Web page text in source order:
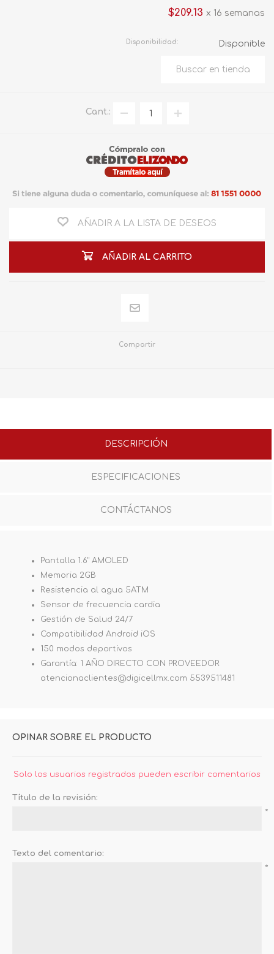
$209.13 x 16 semanas
Disponibilidad: Disponible
Cant.:
AÑADIR A LA LISTA DE DESEOS
AÑADIR AL CARRITO
Compartir
DESCRIPCIÓN
ESPECIFICACIONES
CONTÁCTANOS
Pantalla 1.6" AMOLED
Memoria 2GB
Resistencia al agua 5ATM
Sensor de frecuencia cardia
Gestión de Salud 24/7
Compatibilidad Android iOS
150 modos deportivos
Garantía: 1 AÑO DIRECTO CON PROVEEDOR
atencionaclientes@digicellmx.com 5539511481
OPINAR SOBRE EL PRODUCTO
Solo los usuarios registrados pueden escribir comentarios
Título de la revisión:
*
Texto del comentario:
*